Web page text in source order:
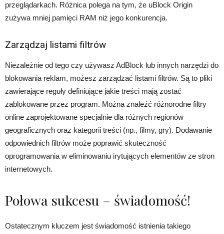
przeglądarkach. Różnica polega na tym, że uBlock Origin
zużywa mniej pamięci RAM niż jego konkurencja.
Zarządzaj listami filtrów
Niezależnie od tego czy używasz AdBlock lub innych narzędzi do
blokowania reklam, możesz zarządzać listami filtrów. Są to pliki
zawierające reguły definiujące jakie treści mają zostać
zablokowane przez program. Można znaleźć różnorodne filtry
online zaprojektowane specjalnie dla różnych regionów
geograficznych oraz kategorii treści (np., filmy, gry). Dodawanie
odpowiednich filtrów może poprawić skuteczność
oprogramowania w eliminowaniu irytujących elementów ze stron
internetowych.
Połowa sukcesu – świadomość!
Ostatecznym kluczem jest świadomość istnienia takiego